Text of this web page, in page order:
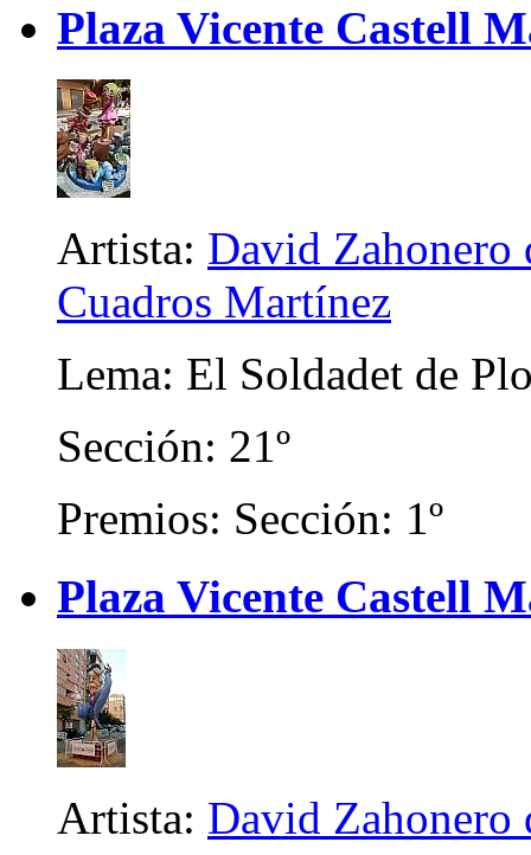
Plaza Vicente Castell
Artista: David Zahonero
Cuadros Martínez
Lema: El Soldadet de
Sección: 21º
Premios: Sección: 1º
Plaza Vicente Castell
Artista: David Zahonero